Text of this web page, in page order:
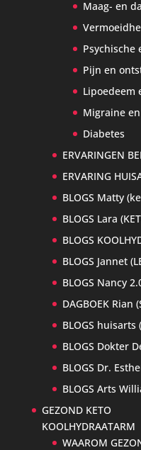
Maag- en
Psychische
Pijn en
Lipoedeem
Migraine
Diabetes
ERVARINGEN
ERVARING
BLOGS Matty
BLOGS Lara
BLOGS
BLOGS Jannet
BLOGS Nancy
DAGBOEK Rian
BLOGS huisarts
BLOGS Dokter
BLOGS Dr.
BLOGS Arts
GEZOND KETO
KOOLHYDRAATARM
WAAROM